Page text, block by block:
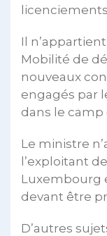
licenciements
Il
Mobilité de
nouveaux
engagés par
dans le
Le ministre
l’exploitant
Luxembourg
devant être
D’autres